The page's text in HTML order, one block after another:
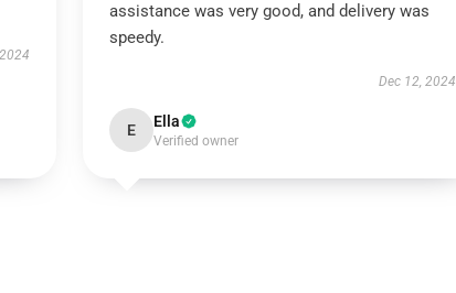
assistance was very good, and delivery was
speedy.
Dec 12, 2024
E Ella
Verified owner